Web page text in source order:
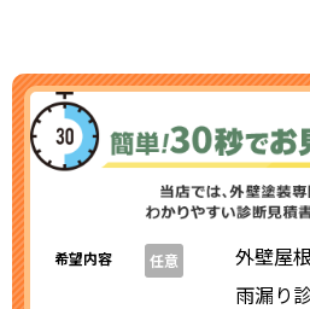
希望内容 任意
外壁屋
雨漏り